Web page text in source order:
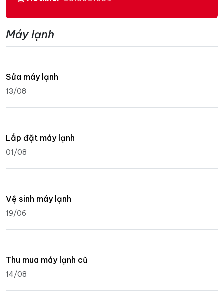
Máy lạnh
Sửa máy lạnh
13/08
Lắp đặt máy lạnh
01/08
Vệ sinh máy lạnh
19/06
Thu mua máy lạnh cũ
14/08